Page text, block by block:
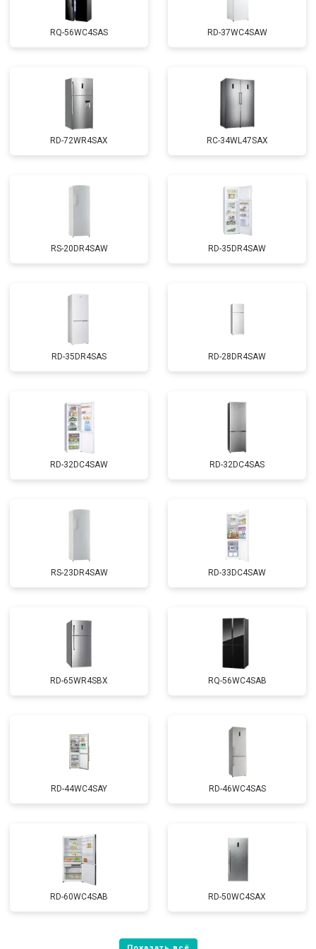
RQ-56WC4SAS RD-37WC4SAW
RD-72WR4SAX RС-34WL47SAX
RS-20DR4SAW RD-35DR4SAW
RD-35DR4SAS RD-28DR4SAW
RD-32DC4SAW RD-32DC4SAS
RS-23DR4SAW RD-33DC4SAW
RD-65WR4SBX RQ-56WC4SAB
RD-44WC4SAY RD-46WC4SAS
RD-60WC4SAB RD-50WC4SAX